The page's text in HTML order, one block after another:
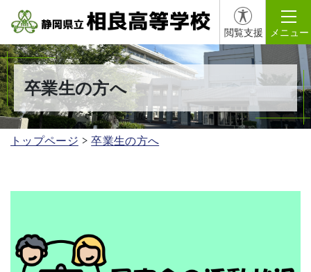
閲覧支援 メニュー
卒業生の方へ
トップページ 卒業生の方へ